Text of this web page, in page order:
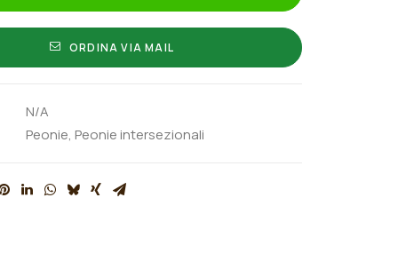
ORDINA VIA MAIL
N/A
Peonie, Peonie intersezionali